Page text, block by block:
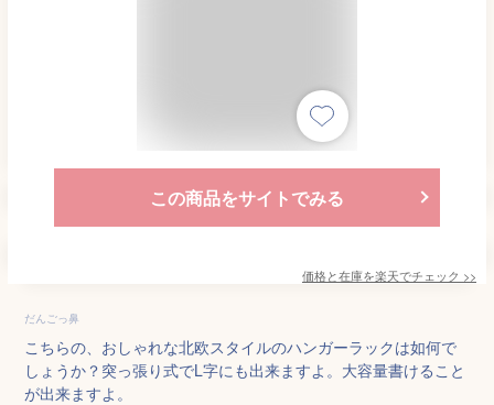
この商品をサイトでみる
価格と在庫を楽天でチェック >>
だんごっ鼻
こちらの、おしゃれな北欧スタイルのハンガーラックは如何で
しょうか？突っ張り式でL字にも出来ますよ。大容量書けること
が出来ますよ。